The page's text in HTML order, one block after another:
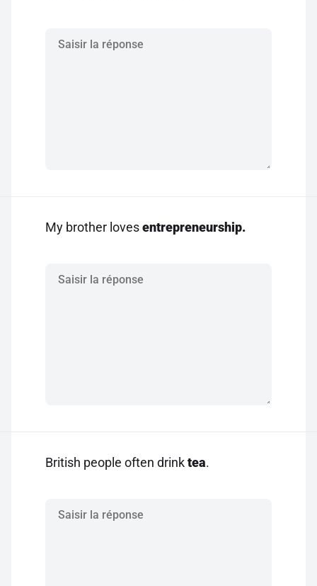
My brother lovesentrepreneurship.
British people often drinktea.